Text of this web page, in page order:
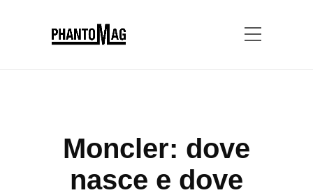
Moncler: dove
nasce e dove